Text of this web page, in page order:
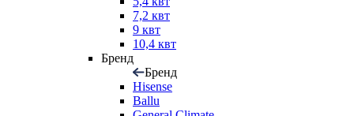
7,2 квт
9 квт
10,4 квт
Бренд
Бренд
Hisense
Ballu